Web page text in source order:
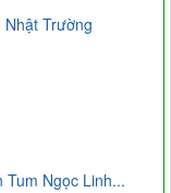
Trường
Ngọc Linh...